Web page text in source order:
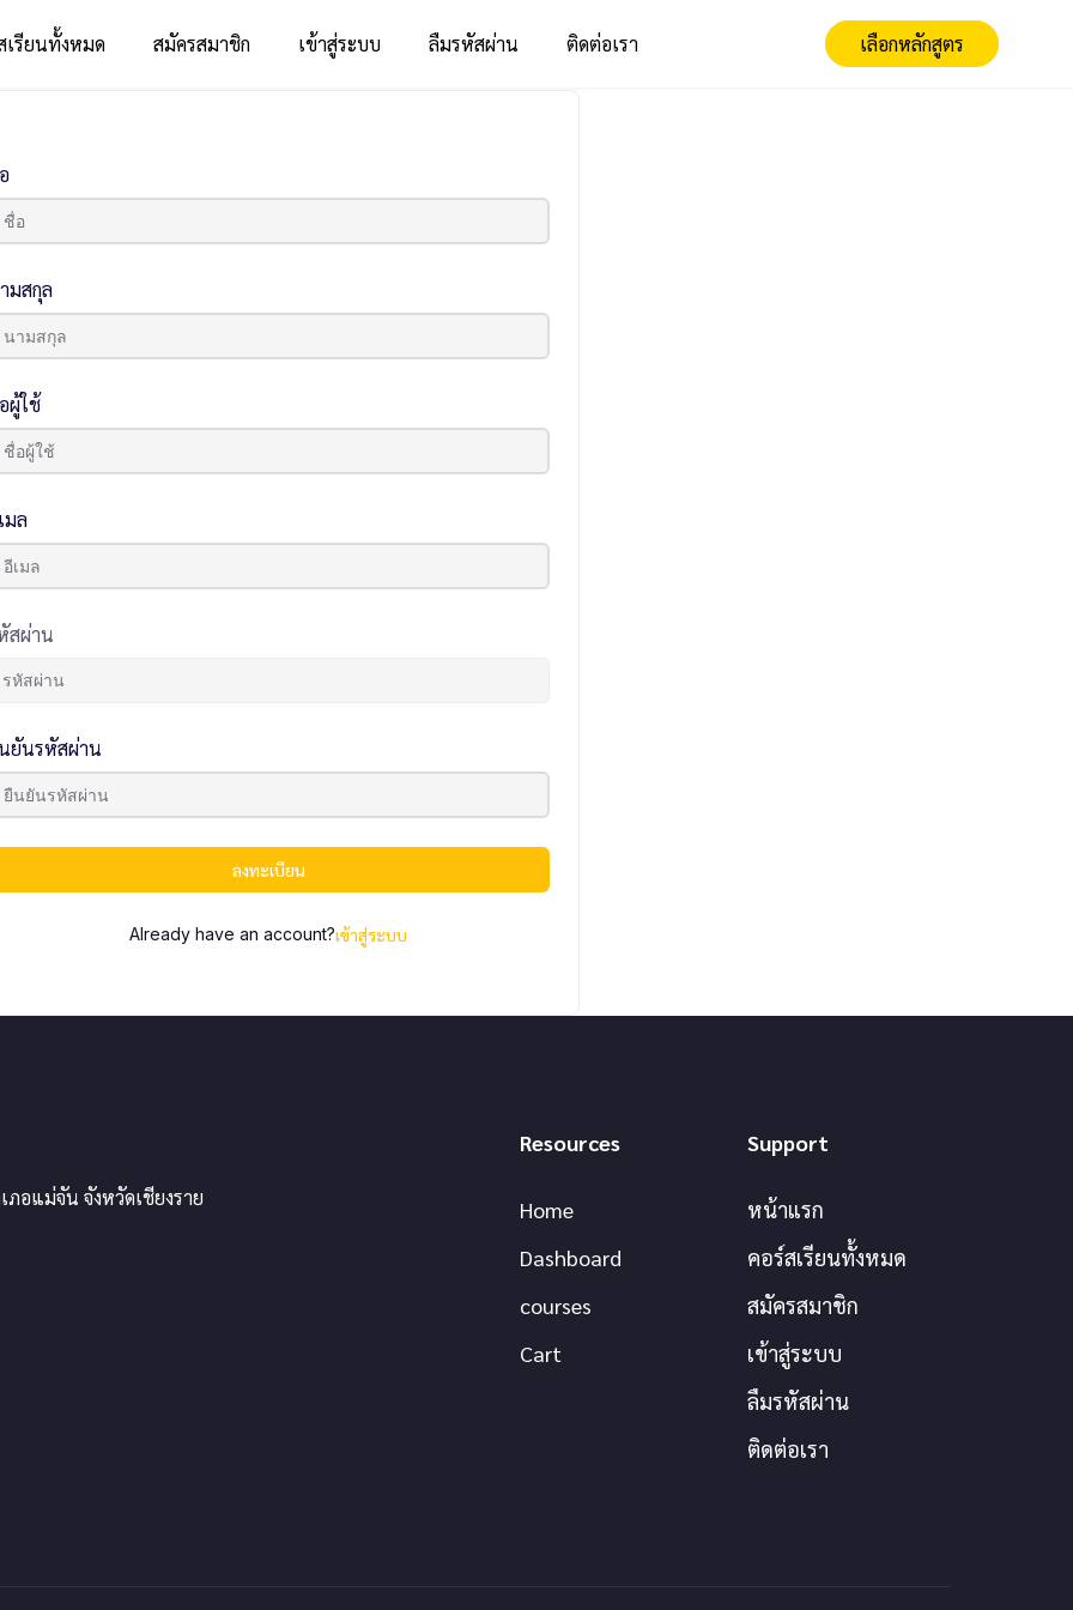
เรียนทั้งหมด สมัครสมาชิก เข้าสู่ระบบ ลืมรหัสผ่าน ติดต่อเรา เลือกหลักสูตร
มสกุล
ผู้ใช้
มล
สผ่าน
ยันรหัสผ่าน
ลงทะเบียน
Already have an account?เข้าสู่ระบบ
อแม่จัน จังหวัดเชียงราย
Resources
Home
Dashboard
courses
Cart
Support
หน้าแรก
คอร์สเรียนทั้งหมด
สมัครสมาชิก
เข้าสู่ระบบ
ลืมรหัสผ่าน
ติดต่อเรา